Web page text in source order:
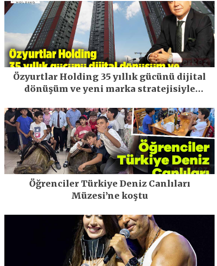
Özyurtlar Holding 35 yıllık gücünü dijital
dönüşüm ve yeni marka stratejisiyle
Öğrenciler Türkiye Deniz Canlıları
Müzesi’ne koştu